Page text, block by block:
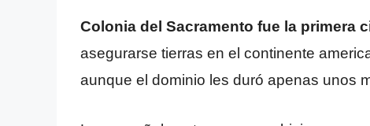
Colonia del Sacramento fue la primera
asegurarse tierras en el continente
aunque el dominio les duró apenas unos